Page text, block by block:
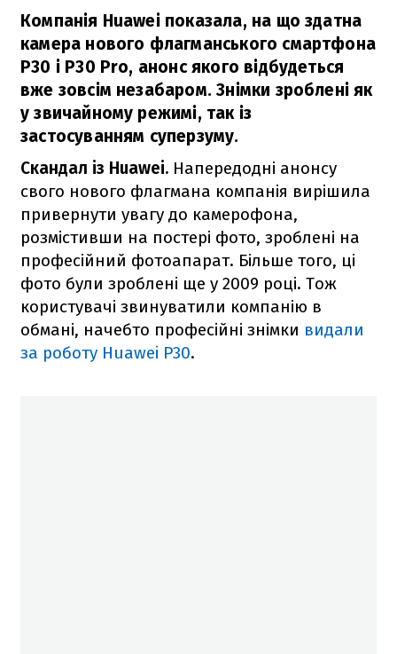
Компанія Huawei показала, на що здатна
камера нового флагманського смартфона
P30 і P30 Pro, анонс якого відбудеться
вже зовсім незабаром. Знімки зроблені як
у звичайному режимі, так із
застосуванням суперзуму.
Скандал із Huawei. Напередодні анонсу
свого нового флагмана компанія вирішила
привернути увагу до камерофона,
розмістивши на постері фото, зроблені на
професійний фотоапарат. Більше того, ці
фото були зроблені ще у 2009 році. Тож
користувачі звинуватили компанію в
обмані, начебто професійні знімки видали
за роботу Huawei P30.